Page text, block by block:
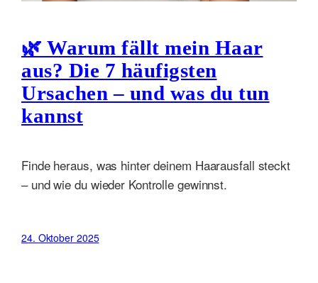
🌿 Warum fällt mein Haar
aus? Die 7 häufigsten
Ursachen – und was du tun
kannst
Finde heraus, was hinter deinem Haarausfall steckt
– und wie du wieder Kontrolle gewinnst.
24. Oktober 2025